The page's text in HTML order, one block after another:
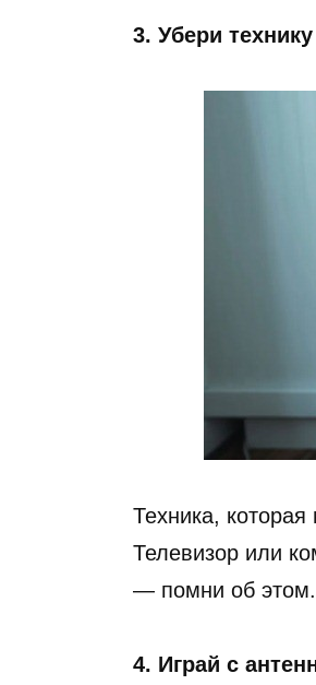
3. Убери
Техника,
Телевизор или
— помни об этом.
4. Играй с